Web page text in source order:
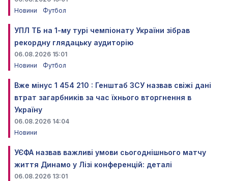
Новини
Футбол
УПЛ ТБ на 1-му турі чемпіонату України зібрав
рекордну глядацьку аудиторію
06.08.2026 15:01
Новини
Футбол
Вже мінус 1 454 210 : Генштаб ЗСУ назвав свіжі дані
втрат загарбників за час їхнього вторгнення в
Україну
06.08.2026 14:04
Новини
УЄФА назвав важливі умови сьогоднішнього матчу
життя Динамо у Лізі конференцій: деталі
06.08.2026 13:01